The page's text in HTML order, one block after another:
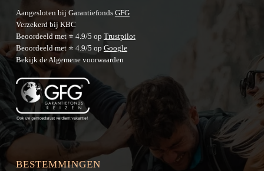
Aangesloten bij Garantiefonds GFG
Verzekerd bij KBC
Beoordeeld met ⭐ 4.9/5 op Trustpilot
Beoordeeld met ⭐ 4.9/5 op Google
Bekijk deAlgemene voorwaarden
BESTEMMINGEN